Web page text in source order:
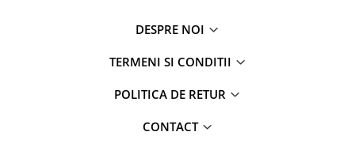
Отпариватель для одежды
Самокаты для детей
DESPRE NOI
TERMENI SI CONDITII
POLITICA DE RETUR
CONTACT